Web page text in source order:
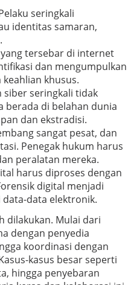
seringkali
identitas samaran,
tersebar di internet
dan mengumpulkan
khusus.
siber seringkali tidak
berada di belahan dunia
dan ekstradisi.
sangat pesat, dan
Penegak hukum harus
peralatan mereka.
harus diproses dengan
digital menjadi
data elektronik.
dilakukan. Mulai dari
dengan penyedia
koordinasi dengan
kasus besar seperti
hingga penyebaran